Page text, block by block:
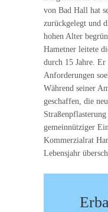
von Bad Hall hat
zurückgelegt und
hohen Alter
Hametner leitete
durch 15 Jahre. Er
Anforderungen
Während seiner
geschaffen, die
gemeinnütziger
Kommerzialrat
Lebensjahr